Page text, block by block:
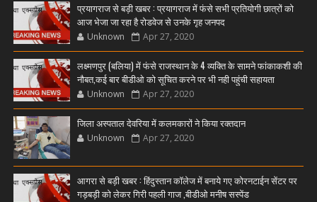
प्रयागराज से बड़ी खबर : प्रयागराज में फंसे सभी प्रतियोगी छात्रों को
आज भेजा जा रहा है रोडवेज से उनके गृह जनपद
Unknown Apr 27, 2020
लक्ष्मणपुर (बलिया) में फंसे राजस्थान के 4 व्यक्ति के सामने फांकाकशी की
नौबत,कई बार बीडीओ को सूचित करने पर भी नही पहुंची सहायता
Unknown Apr 27, 2020
जिला अस्पताल देवरिया में कलमकारों ने किया रक्तदान
Unknown Apr 27, 2020
आगरा से बड़ी खबर : हिंदुस्तान कॉलेज में बनाये गए कोरनटाईन सेंटर पर
गड़बड़ी को लेकर गिरी पहली गाज ,बीडीओ मनीष सस्पेंड